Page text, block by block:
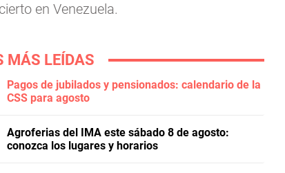
en Venezuela.
MÁS LEÍDAS
Pagos de jubilados y pensionados: calendario de la
CSS para agosto
Agroferias del IMA este sábado 8 de agosto:
conozca los lugares y horarios